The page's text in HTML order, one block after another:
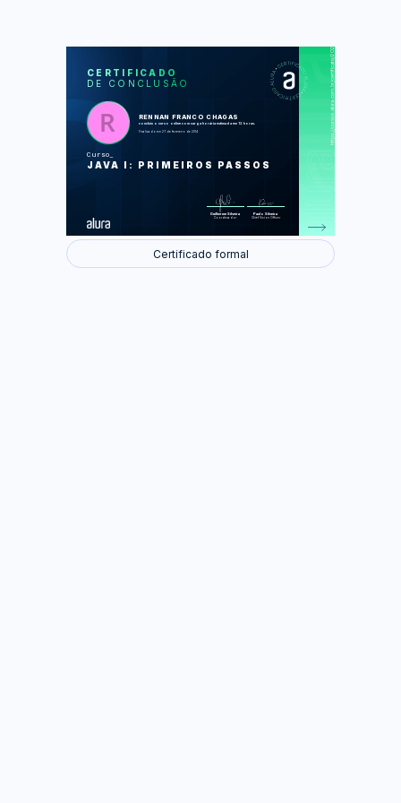
CERTIFICADO
DE CONCLUSÃO
RENNAN FRANCO CHAGAS
concluiu o curso online com carga horária estimada em 12 horas.
Finalizado em 27 de fevereiro de 2014
Curso
JAVA I: PRIMEIROS PASSOS
Guilherme Silveira
Coordenador
Paulo Silveira
Chief Vision Officer
https://cursos.alura.com.br/certificate/202a79f419e18c0d83a5e9a6fc383a85
LAS
A linguagem Java
Variáveis e fluxo
Foram feitas 32 de 40 atividades.
Certificado formal